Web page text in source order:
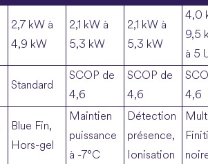
2,7 kW à
4,9 kW
2,1 kW à
5,3 kW
2,1 kW à
5,3 kW
4,0
9,5
à 5
Standard
SCOP de
4,6
SCOP de
4,6
4,6
Blue Fin,
Hors-gel
Maintien
puissance
à -7°C
Détection
présence,
Ionisation